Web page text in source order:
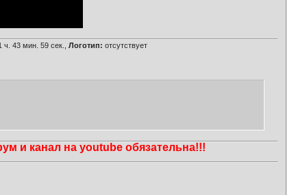
ч. 43 мин. 59 сек.,Логотип: отсутствует
и канал на youtube обязательна!!!